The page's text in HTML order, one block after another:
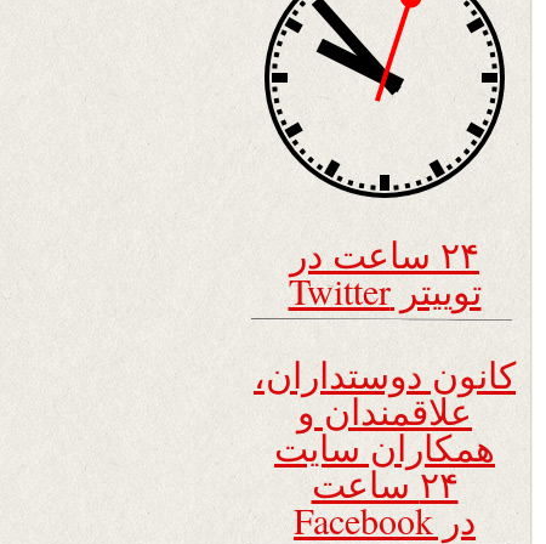
۲۴ ساعت در
توییتر Twitter
کانون دوستداران،
علاقمندان و
همکاران سایت
۲۴ ساعت
در Facebook